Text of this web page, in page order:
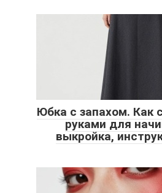
Юбка с запахом. Как
руками для
выкройка,